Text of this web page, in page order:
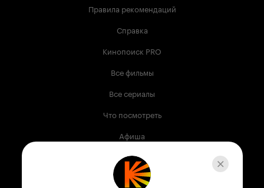
Правила рекомендаций
Справка
Кинопоиск PRO
Все фильмы
Все сериалы
Что посмотреть
Афиша
Музыка
Телепрограмма